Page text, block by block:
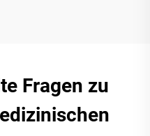
Fragen zu